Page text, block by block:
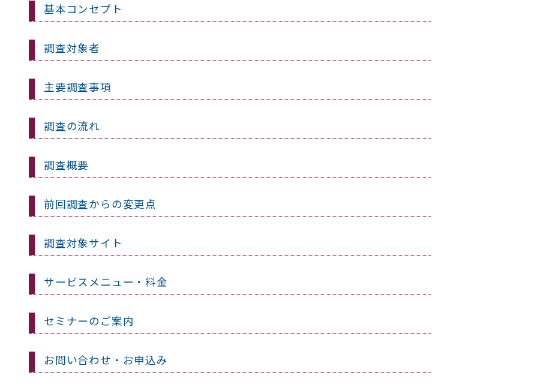
基本コンセプト
調査対象者
主要調査事項
調査の流れ
調査概要
前回調査からの変更点
調査対象サイト
サービスメニュー・料金
セミナーのご案内
お問い合わせ・お申込み